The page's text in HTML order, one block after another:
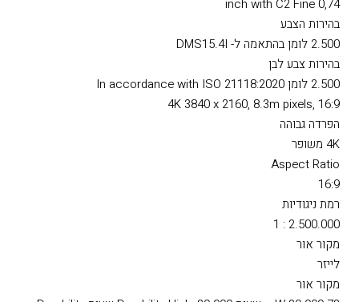
Projection System
3LCD Technology, RGB liquid crystal shutter
LCD Panel
0,74 inch with C2 Fine
בהירות הצבע
2.500 לומן בהתאמה ל- DMS15.4I
בהירות צבע לבן
2.500 לומן In accordance with ISO 21118:2020
4K 3840 x 2160, 8.3m pixels, 16:9
הפרדה גבוהה
4K משופר
Aspect Ratio
16:9
רמת ניגודיות
2.500.000 : 1